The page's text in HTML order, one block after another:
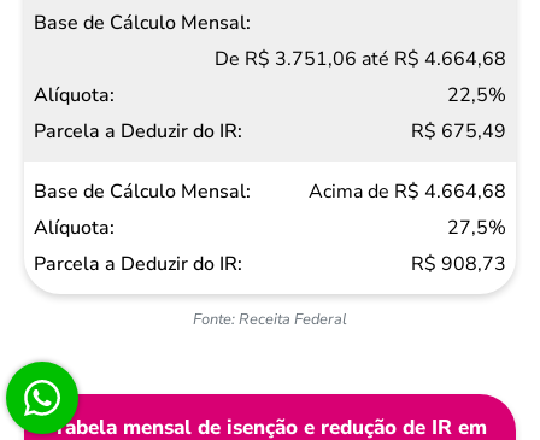
Fonte: Receita Federal
De R$ 3.751,06 até R$ 4.664,68
22,5%
R$ 675,49
Acima de R$ 4.664,68
27,5%
R$ 908,73
Tabela mensal de isenção e redução de IR em